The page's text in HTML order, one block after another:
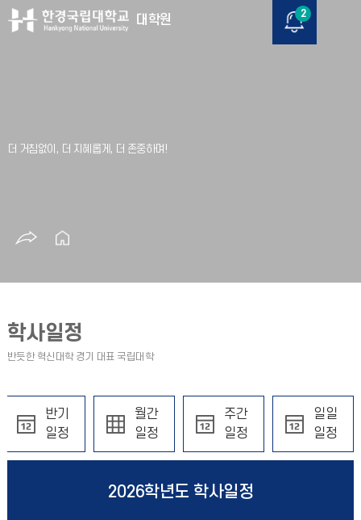
대학원 2
학사일정
반기
일정
월간
일정
주간
일정
일일
일정
2026학년도 학사일정